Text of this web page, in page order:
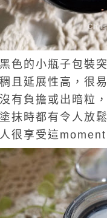
色的小瓶子包裝
且延展性高，很
有負擔或出暗粒
抹時都有令人放
很享受這moment